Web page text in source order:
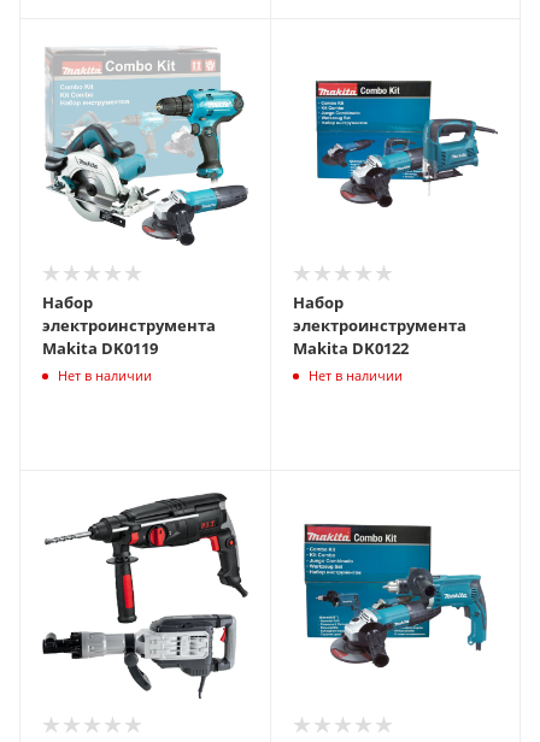
Набор
электроинструмента
Makita DK0119
Нет в наличии
Набор
электроинструмента
Makita DK0122
Нет в наличии